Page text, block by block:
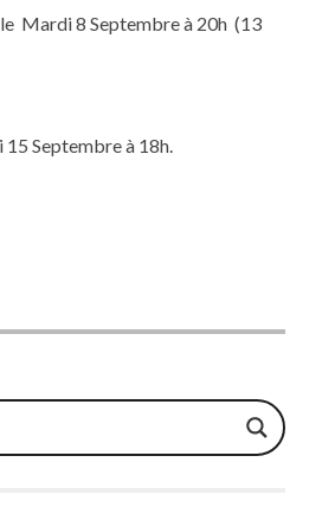
Mardi 8 Septembre à 20h (13
Septembre à 18h.